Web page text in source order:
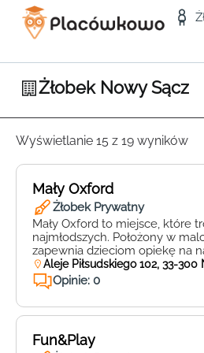
Żłobek Nowy Sącz
Wyświetlanie 15 z 19 wyników
Mały Oxford
Żłobek Prywatny
Mały Oxford to miejsce, które
najmłodszych. Położony w
zapewnia dzieciom opiekę na
ich pociechy są w najlepszych
także bogaty program zajęć
dzieci. Dzięki kreatywnym
Aleje Piłsudskiego 102, 33-300
Opinie: 0
Fun&Play